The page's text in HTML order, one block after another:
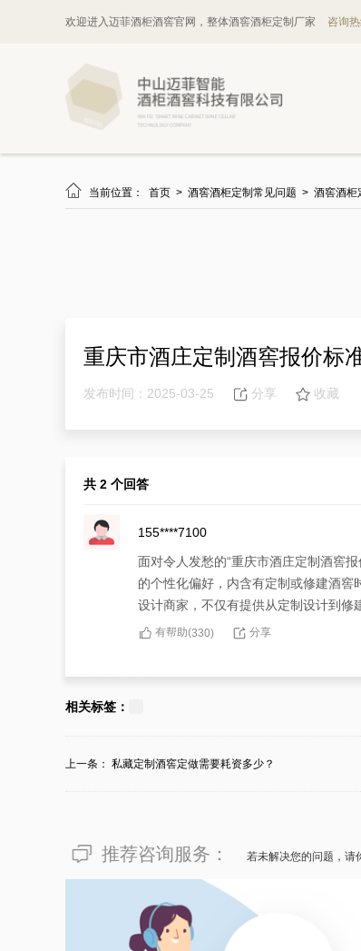
欢迎进入迈菲酒柜酒窖官网，整体酒窖酒柜定制厂家 咨询
 当前位置： 首页 > 酒窖酒柜定制常见问题 > 酒窖酒柜
重庆市酒庄定制酒窖报价标
发布时间：2025-03-25 分享 收藏
共 2 个回答
155****7100
面对令人发愁的“重庆市酒庄定制酒窖
的个性化偏好，内含有定制或修建酒窖
设计商家，不仅有提供从定制设计到修
有帮助(330) 分享
181****2684
商家，维护无论报价高低，您都会摘取
相关标签：
上一条： 私藏定制酒窖定做需要耗资多少？
推荐咨询服务： 若未解决您的问题，请